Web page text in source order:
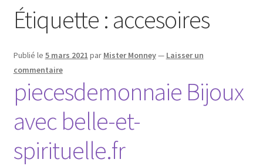
Étiquette : accesoires
Publié le 5 mars 2021 par Mister Monney— Laisser un
commentaire
piecesdemonnaie Bijoux
avec belle-et-
spirituelle.fr